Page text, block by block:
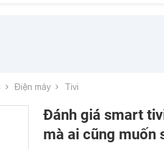
Điện máy Tivi
Đánh giá smart
mà ai cũng muốn